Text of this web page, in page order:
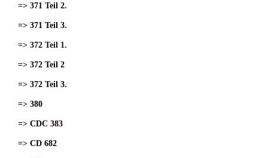
=> 371 Teil 2.
=> 371 Teil 3.
=> 372 Teil 1.
=> 372 Teil 2
=> 372 Teil 3.
=> 380
=> CDC 383
=> CD 682